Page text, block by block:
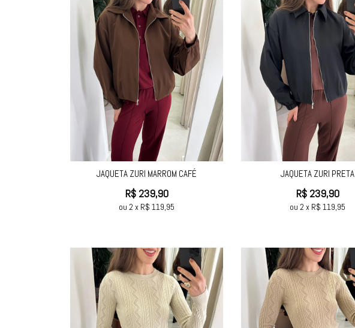
JAQUETA ZURI MARROM CAFÉ
R$ 239,90
ou 2 x R$ 119,95
JAQUETA ZURI PRETA
R$ 239,90
ou 2 x R$ 119,95